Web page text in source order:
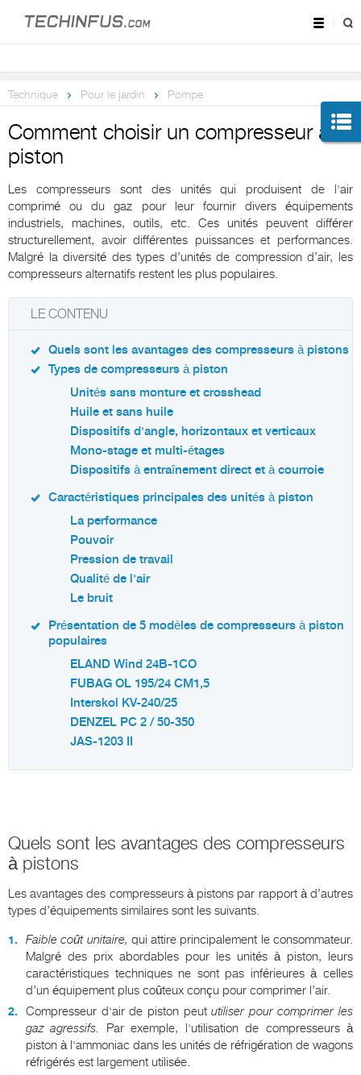
Technique Pour le jardin Pompe
Comment choisir un compresseur à
piston
Les compresseurs sont des unités qui produisent de l'air
comprimé ou du gaz pour leur fournir divers équipements
industriels, machines, outils, etc. Ces unités peuvent différer
structurellement, avoir différentes puissances et performances.
Malgré la diversité des types d’unités de compression d’air, les
compresseurs alternatifs restent les plus populaires.
LE CONTENU
Quels sont les avantages des compresseurs à pistons
Types de compresseurs à piston
Unités sans monture et crosshead
Huile et sans huile
Dispositifs d'angle, horizontaux et verticaux
Mono-stage et multi-étages
Dispositifs à entraînement direct et à courroie
Caractéristiques principales des unités à piston
La performance
Pouvoir
Pression de travail
Qualité de l'air
Le bruit
Présentation de 5 modèles de compresseurs à piston
populaires
ELAND Wind 24B-1CO
FUBAG OL 195/24 CM1,5
Interskol KV-240/25
DENZEL PC 2 / 50-350
JAS-1203 II
Quels sont les avantages des compresseurs
à pistons
Les avantages des compresseurs à pistons par rapport à d’autres
types d’équipements similaires sont les suivants.
Faible coût unitaire, qui attire principalement le consommateur.
Malgré des prix abordables pour les unités à piston, leurs
caractéristiques techniques ne sont pas inférieures à celles
d’un équipement plus coûteux conçu pour comprimer l’air.
Compresseur d'air de piston peututiliser pour comprimer les
gaz agressifs.
Par exemple, l'utilisation de compresseurs à
piston à l'ammoniac dans les unités de réfrigération de wagons
réfrigérés est largement utilisée.